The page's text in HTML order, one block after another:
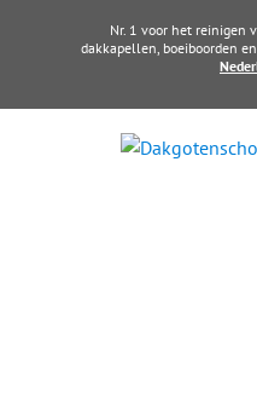
Nr. 1 voor het reinigen
dakkapellen,